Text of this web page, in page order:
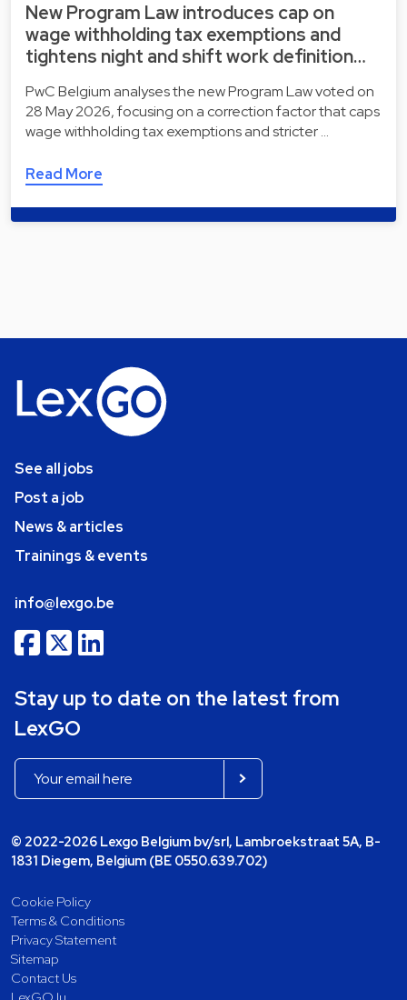
New Program Law introduces cap on
wage withholding tax exemptions and
tightens night and shift work definition…
PwC Belgium analyses the new Program Law voted on
28 May 2026, focusing on a correction factor that caps
wage withholding tax exemptions and stricter …
Read More
See all jobs
Post a job
News & articles
Trainings & events
info@lexgo.be
Stay up to date on the latest from
LexGO
© 2022-2026 Lexgo Belgium bv/srl, Lambroekstraat 5A, B-
1831 Diegem, Belgium (BE 0550.639.702)
Cookie Policy
Terms & Conditions
Privacy Statement
Sitemap
Contact Us